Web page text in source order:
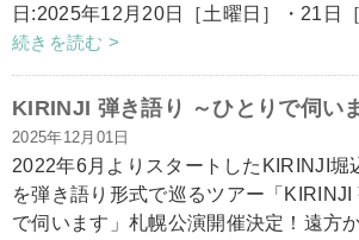
日:2025年12月20日［土曜日］・21日
続きを読む >
KIRINJI 弾き語り ～ひとりで伺い
2025年12月01日
​2022年6月よりスタートしたKIRINJI堀
を弾き語り形式で巡るツアー「KIRINJI
で伺います」札幌公演開催決定！遠方